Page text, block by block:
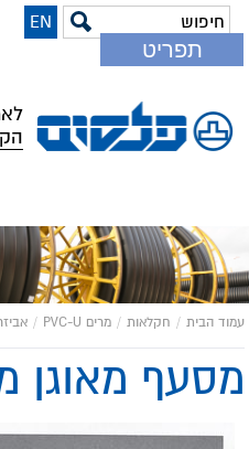
EN
תפריט
עמוד הבית / חקלאות / מרים PVC-U /
מסעף מאוגן